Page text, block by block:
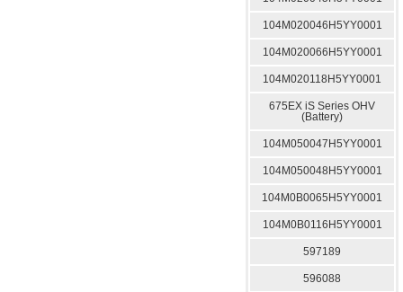
104M020046H5YY0001
104M020066H5YY0001
104M020118H5YY0001
675EX iS Series OHV
(Battery)
104M050047H5YY0001
104M050048H5YY0001
104M0B0065H5YY0001
104M0B0116H5YY0001
597189
596088